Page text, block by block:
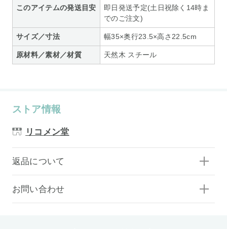
このアイテムの発送目安
即日発送予定(土日祝除く14時ま
でのご注文)
サイズ／寸法 幅35×奥行23.5×高さ22.5cm
原材料／素材／材質 天然木 スチール
ストア情報
リコメン堂
返品について
お問い合わせ